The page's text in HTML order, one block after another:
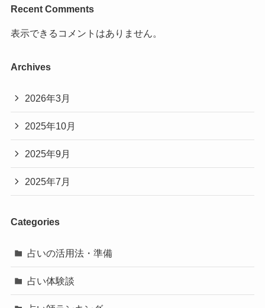
Recent Comments
表示できるコメントはありません。
Archives
2026年3月
2025年10月
2025年9月
2025年7月
Categories
占いの活用法・準備
占い体験談